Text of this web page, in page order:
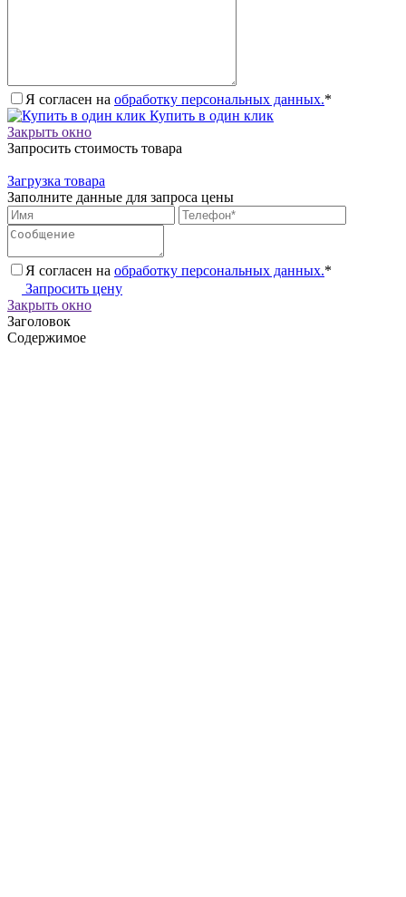
Я согласен на обработку персональных данных.*
Купить в один клик
Закрыть окно
Запросить стоимость товара
Загрузка товара
Заполните данные для запроса цены
Я согласен на обработку персональных данных.*
Запросить цену
Закрыть окно
Заголовок
Содержимое